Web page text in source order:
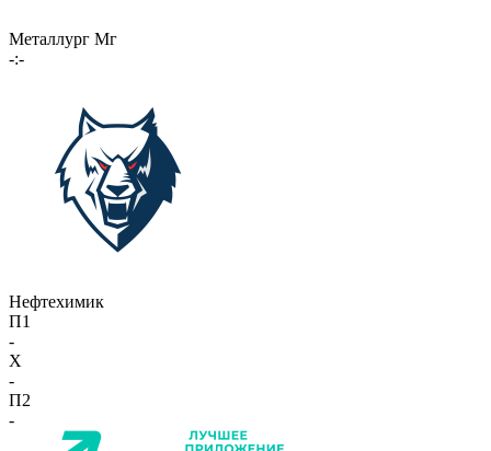
Металлург Мг
-:-
Нефтехимик
П1
-
X
-
П2
-